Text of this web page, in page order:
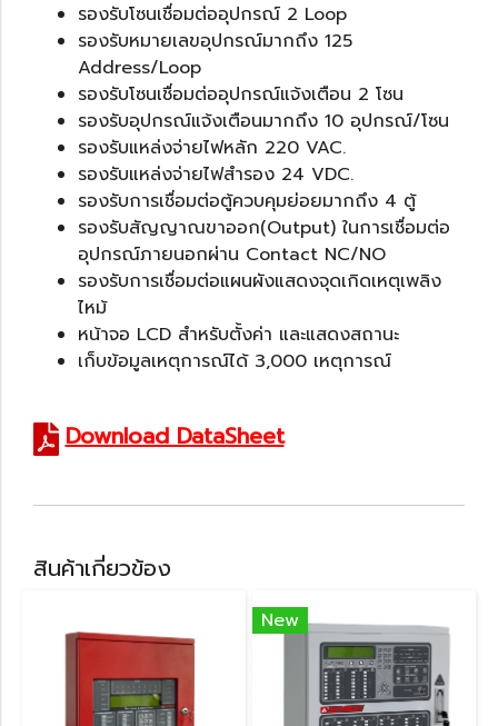
รองรับโซนเชื่อมต่ออุปกรณ์ 2 Loop
รองรับหมายเลขอุปกรณ์มากถึง 125
Address/Loop
รองรับโซนเชื่อมต่ออุปกรณ์แจ้งเตือน 2 โซน
รองรับอุปกรณ์แจ้งเตือนมากถึง 10 อุปกรณ์/โซน
รองรับแหล่งจ่ายไฟหลัก 220 VAC.
รองรับแหล่งจ่ายไฟสำรอง 24 VDC.
รองรับการเชื่อมต่อตู้ควบคุมย่อยมากถึง 4 ตู้
รองรับสัญญาณขาออก(Output) ในการเชื่อมต่อ
อุปกรณ์ภายนอกผ่าน Contact NC/NO
รองรับการเชื่อมต่อแผนผังแสดงจุดเกิดเหตุเพลิง
ไหม้
หน้าจอ LCD สำหรับตั้งค่า และแสดงสถานะ
เก็บข้อมูลเหตุการณ์ได้ 3,000 เหตุการณ์
Download DataSheet
สินค้าเกี่ยวข้อง
New